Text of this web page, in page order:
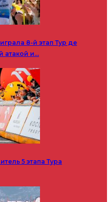
8-й этап Тур де
атакой и…
5 этапа Тура